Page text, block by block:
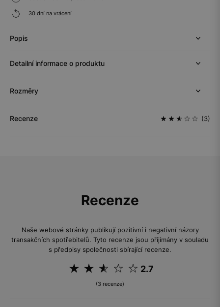
30 dní na vrácení
Popis
Detailní informace o produktu
Rozměry
Recenze (3)
Recenze
Naše webové stránky publikují pozitivní i negativní názory
transakčních spotřebitelů. Tyto recenze jsou přijímány v souladu
s předpisy společnosti sbírající recenze.
2.7
(3 recenze)